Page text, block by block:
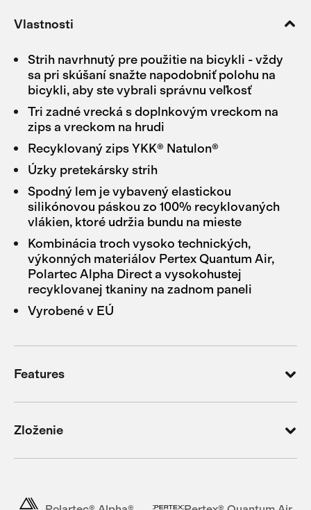
Vlastnosti
Strih navrhnutý pre použitie na bicykli - vždy
sa pri skúšaní snažte napodobniť polohu na
bicykli, aby ste vybrali správnu veľkosť
Tri zadné vrecká s doplnkovým vreckom na
zips a vreckom na hrudi
Recyklovaný zips YKK® Natulon®
Úzky pretekársky strih
Spodný lem je vybavený elastickou
silikónovou páskou zo 100% recyklovaných
vlákien, ktoré udržia bundu na mieste
Kombinácia troch vysoko technických,
výkonných materiálov Pertex Quantum Air,
Polartec Alpha Direct a vysokohustej
recyklovanej tkaniny na zadnom paneli
Vyrobené v EÚ
Features
Zloženie